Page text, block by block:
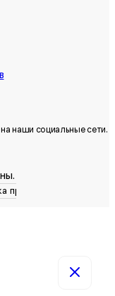
наши социальные сети.